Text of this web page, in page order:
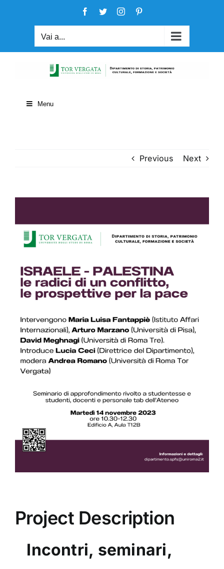
Facebook
TwitterInstagram
Vai a...
Menu
Previous Next
Image
Project Description
Incontri, seminari,